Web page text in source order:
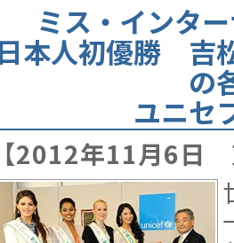
ミス・インタ
日本人初優勝 吉
の
ユニセ
【2012年11月6日